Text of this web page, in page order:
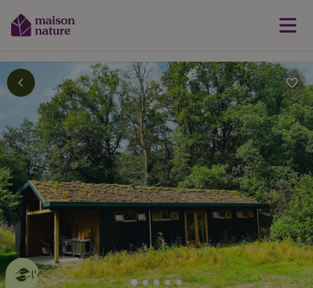
Cette Maison Nature fait de
l'effeten savoir plus